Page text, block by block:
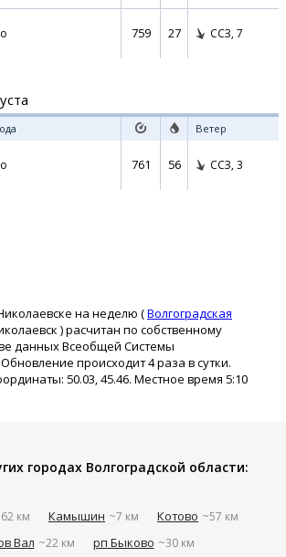
759 27 ССЗ, 7
Ветер
761 56 ССЗ, 3
на неделю (Волгоградская
) расчитан по собственному
данных Всеобщей Системы
происходит 4 раза в сутки.
50.03, 45.46. Местное время 5:10
городах Волгоградской области:
км Камышин ~7 км Котово ~57 км
Вал ~22 км рп Быково ~30 км